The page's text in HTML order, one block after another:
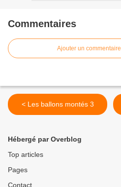
Commentaires
Ajouter un commentaire
< Les ballons montés 3
Hébergé par Overblog
Top articles
Pages
Contact